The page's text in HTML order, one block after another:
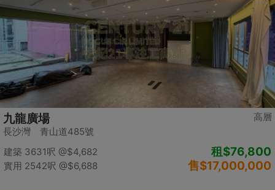
高層
九龍廣場
長沙灣 青山道485號
建築 3631呎 @$4,682
實用 2542呎 @$6,688
租$76,800
售$17,000,000